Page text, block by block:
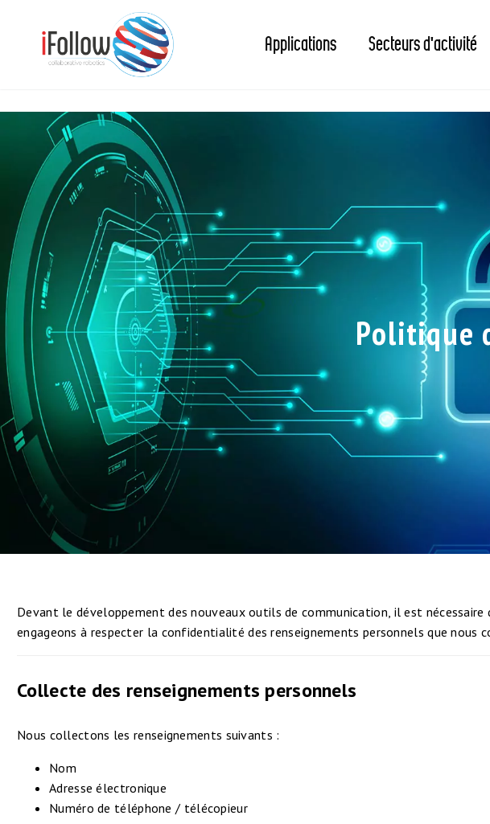
Applications Secteurs d'activité
Politique
Devant le développement des nouveaux outils de communication, il est
engageons à respecter la confidentialité des renseignements personnels que nous
Collecte des renseignements personnels
Nous collectons les renseignements suivants :
Nom
Adresse électronique
Numéro de téléphone / télécopieur